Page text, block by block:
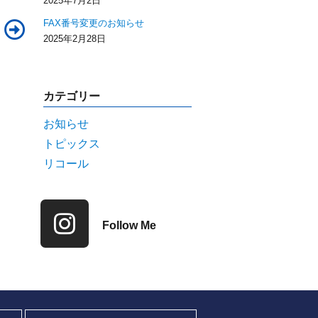
FAX番号変更のお知らせ
2025年2月28日
カテゴリー
お知らせ
トピックス
リコール
Follow Me